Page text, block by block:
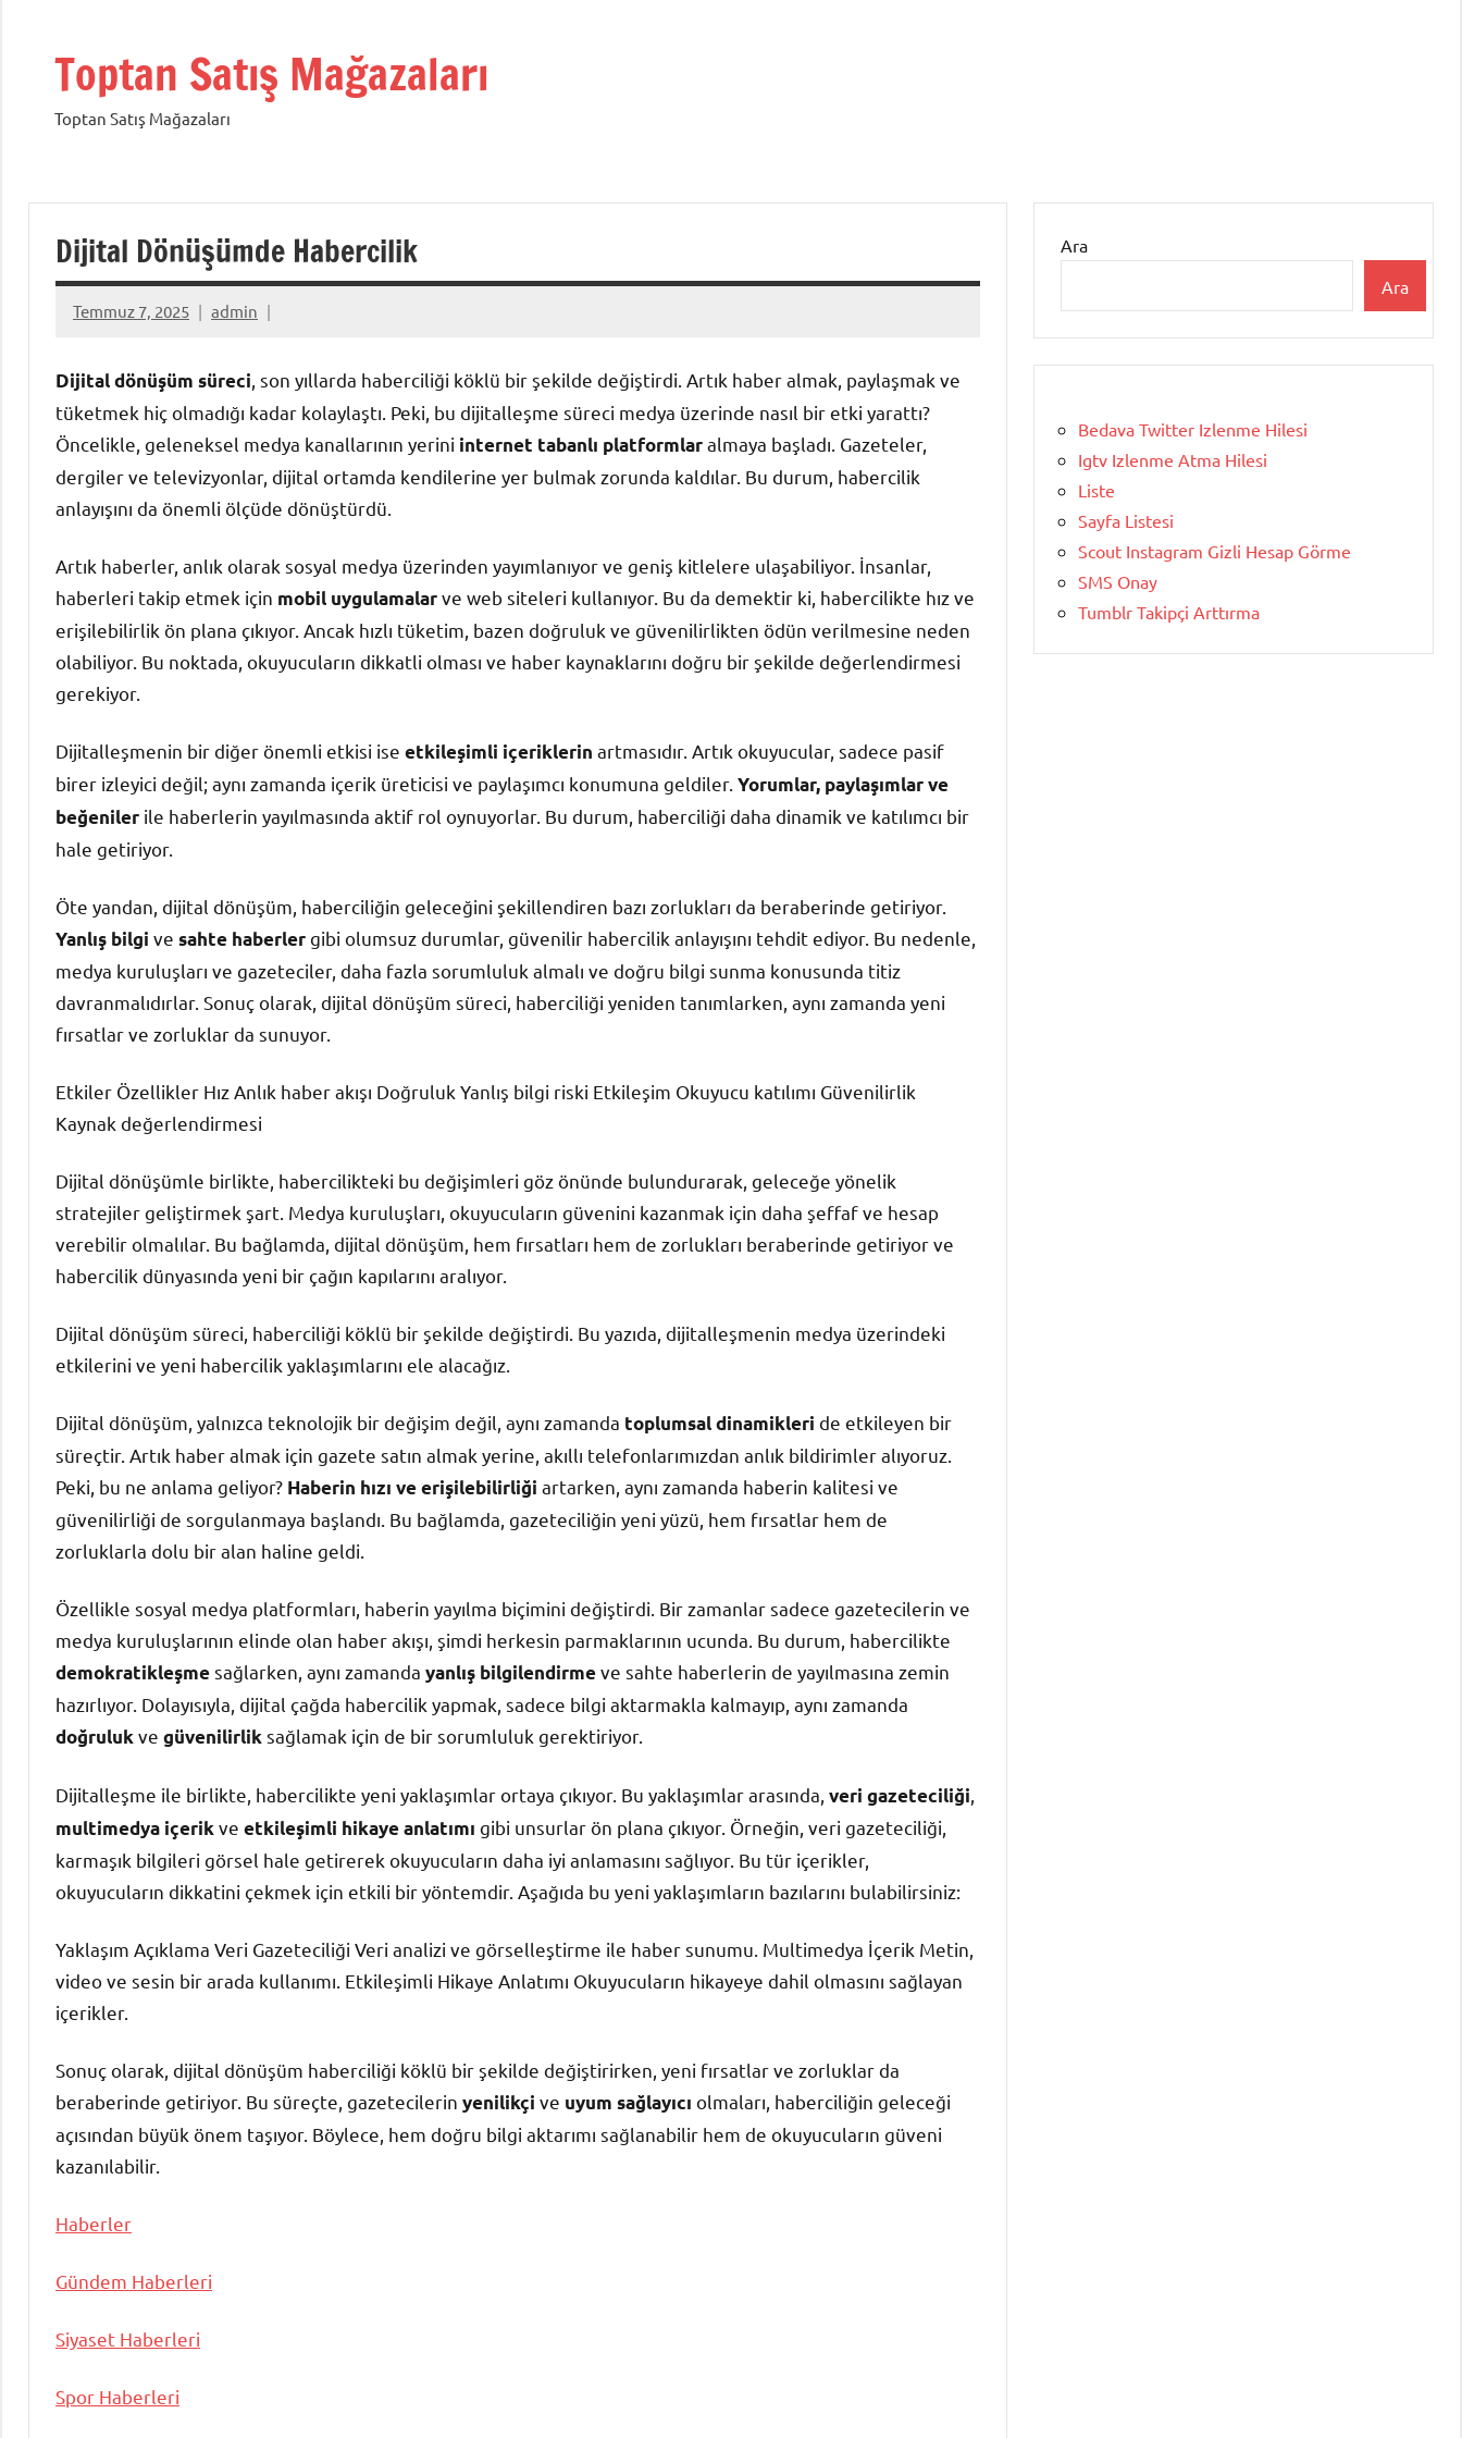
Toptan Satış Mağazaları
Toptan Satış Mağazaları
Dijital Dönüşümde Habercilik
Temmuz 7, 2025 admin
Dijital dönüşüm süreci , son yıllarda haberciliği köklü bir şekilde değiştirdi. Artık haber almak, paylaşmak ve
tüketmek hiç olmadığı kadar kolaylaştı. Peki, bu dijitalleşme süreci medya üzerinde nasıl bir etki yarattı?
Öncelikle, geleneksel medya kanallarının yerini internet tabanlı platformlaralmaya başladı. Gazeteler,
dergiler ve televizyonlar, dijital ortamda kendilerine yer bulmak zorunda kaldılar. Bu durum, habercilik
anlayışını da önemli ölçüde dönüştürdü.
Artık haberler, anlık olarak sosyal medya üzerinden yayımlanıyor ve geniş kitlelere ulaşabiliyor. İnsanlar,
haberleri takip etmek için mobil uygulamalarve web siteleri kullanıyor. Bu da demektir ki, habercilikte hız ve
erişilebilirlik ön plana çıkıyor. Ancak hızlı tüketim, bazen doğruluk ve güvenilirlikten ödün verilmesine neden
olabiliyor. Bu noktada, okuyucuların dikkatli olması ve haber kaynaklarını doğru bir şekilde değerlendirmesi
gerekiyor.
Dijitalleşmenin bir diğer önemli etkisi ise etkileşimli içeriklerin artmasıdır. Artık okuyucular, sadece pasif
birer izleyici değil; aynı zamanda içerik üreticisi ve paylaşımcı konumuna geldiler. Yorumlar, paylaşımlar ve
beğeniler ile haberlerin yayılmasında aktif rol oynuyorlar. Bu durum, haberciliği daha dinamik ve katılımcı bir
hale getiriyor.
Öte yandan, dijital dönüşüm, haberciliğin geleceğini şekillendiren bazı zorlukları da beraberinde getiriyor.
Yanlış bilgi ve sahte haberlergibi olumsuz durumlar, güvenilir habercilik anlayışını tehdit ediyor. Bu nedenle,
medya kuruluşları ve gazeteciler, daha fazla sorumluluk almalı ve doğru bilgi sunma konusunda titiz
davranmalıdırlar. Sonuç olarak, dijital dönüşüm süreci, haberciliği yeniden tanımlarken, aynı zamanda yeni
fırsatlar ve zorluklar da sunuyor.
Etkiler Özellikler Hız Anlık haber akışı Doğruluk Yanlış bilgi riski Etkileşim Okuyucu katılımı Güvenilirlik
Kaynak değerlendirmesi
Dijital dönüşümle birlikte, habercilikteki bu değişimleri göz önünde bulundurarak, geleceğe yönelik
stratejiler geliştirmek şart. Medya kuruluşları, okuyucuların güvenini kazanmak için daha şeffaf ve hesap
verebilir olmalılar. Bu bağlamda, dijital dönüşüm, hem fırsatları hem de zorlukları beraberinde getiriyor ve
habercilik dünyasında yeni bir çağın kapılarını aralıyor.
Dijital dönüşüm süreci, haberciliği köklü bir şekilde değiştirdi. Bu yazıda, dijitalleşmenin medya üzerindeki
etkilerini ve yeni habercilik yaklaşımlarını ele alacağız.
Dijital dönüşüm, yalnızca teknolojik bir değişim değil, aynı zamanda toplumsal dinamikleri de etkileyen bir
süreçtir. Artık haber almak için gazete satın almak yerine, akıllı telefonlarımızdan anlık bildirimler alıyoruz.
Peki, bu ne anlama geliyor? Haberin hızı ve erişilebilirliği artarken, aynı zamanda haberin kalitesi ve
güvenilirliği de sorgulanmaya başlandı. Bu bağlamda, gazeteciliğin yeni yüzü, hem fırsatlar hem de
zorluklarla dolu bir alan haline geldi.
Özellikle sosyal medya platformları, haberin yayılma biçimini değiştirdi. Bir zamanlar sadece gazetecilerin ve
medya kuruluşlarının elinde olan haber akışı, şimdi herkesin parmaklarının ucunda. Bu durum, habercilikte
demokratikleşmesağlarken, aynı zamanda yanlış bilgilendirmeve sahte haberlerin de yayılmasına zemin
hazırlıyor. Dolayısıyla, dijital çağda habercilik yapmak, sadece bilgi aktarmakla kalmayıp, aynı zamanda
doğrulukve güvenilirliksağlamak için de bir sorumluluk gerektiriyor.
Dijitalleşme ile birlikte, habercilikte yeni yaklaşımlar ortaya çıkıyor. Bu yaklaşımlar arasında, veri gazeteciliği
multimedya içerikve etkileşimli hikaye anlatımı gibi unsurlar ön plana çıkıyor. Örneğin, veri gazeteciliği,
karmaşık bilgileri görsel hale getirerek okuyucuların daha iyi anlamasını sağlıyor. Bu tür içerikler,
okuyucuların dikkatini çekmek için etkili bir yöntemdir. Aşağıda bu yeni yaklaşımların bazılarını bulabilirsiniz:
Yaklaşım Açıklama Veri Gazeteciliği Veri analizi ve görselleştirme ile haber sunumu. Multimedya İçerik Metin,
video ve sesin bir arada kullanımı. Etkileşimli Hikaye Anlatımı Okuyucuların hikayeye dahil olmasını sağlayan
içerikler.
Sonuç olarak, dijital dönüşüm haberciliği köklü bir şekilde değiştirirken, yeni fırsatlar ve zorluklar da
beraberinde getiriyor. Bu süreçte, gazetecilerin yenilikçi ve uyum sağlayıcı olmaları, haberciliğin geleceği
açısından büyük önem taşıyor. Böylece, hem doğru bilgi aktarımı sağlanabilir hem de okuyucuların güveni
kazanılabilir.
Haberler
Gündem Haberleri
Siyaset Haberleri
Spor Haberleri
Ara
Ara
Bedava Twitter Izlenme Hilesi
Igtv Izlenme Atma Hilesi
Liste
Sayfa Listesi
Scout Instagram Gizli Hesap Görme
SMS Onay
Tumblr Takipçi Arttırma